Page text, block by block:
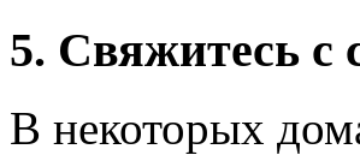
5. Свяжитесь с
В некоторых